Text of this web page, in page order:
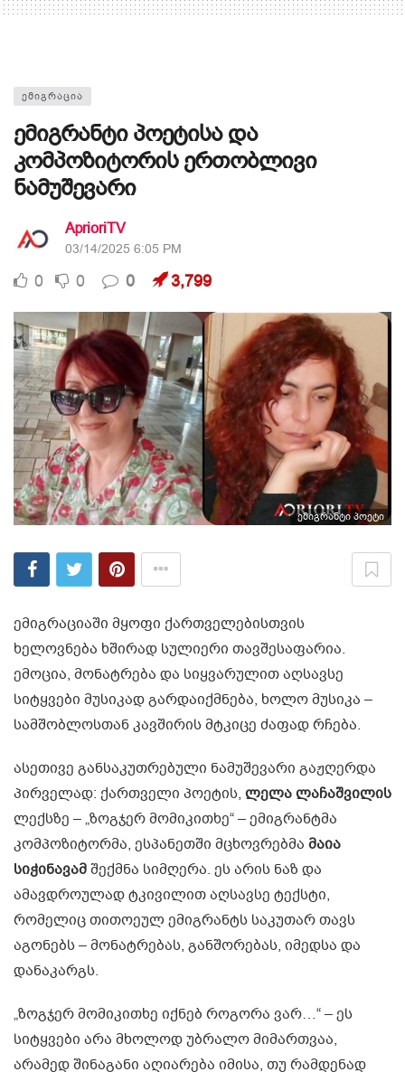
ᲔᲛᲘᲒᲠᲐᲪᲘᲐ
ემიგრანტი პოეტისა და
კომპოზიტორის ერთობლივი
ნამუშევარი
AprioriTV
03/14/2025 6:05 PM
0 0 0 3,799
ემიგრანტი პოეტი
ემიგრაციაში მყოფი ქართველებისთვის
ხელოვნება ხშირად სულიერი თავშესაფარია.
ემოცია, მონატრება და სიყვარულით აღსავსე
სიტყვები მუსიკად გარდაიქმნება, ხოლო მუსიკა –
სამშობლოსთან კავშირის მტკიცე ძაფად რჩება.
ასეთივე განსაკუთრებული ნამუშევარი გაჟღერდა
პირველად: ქართველი პოეტის, ლელა ლაჩაშვილის
ლექსზე – „ზოგჯერ მომიკითხე“ – ემიგრანტმა
კომპოზიტორმა, ესპანეთში მცხოვრებმა მაია
სიჭინავამშექმნა სიმღერა. ეს არის ნაზ და
ამავდროულად ტკივილით აღსავსე ტექსტი,
რომელიც თითოეულ ემიგრანტს საკუთარ თავს
აგონებს – მონატრებას, განშორებას, იმედსა და
დანაკარგს.
„ზოგჯერ მომიკითხე იქნებ როგორა ვარ…“ – ეს
სიტყვები არა მხოლოდ უბრალო მიმართვაა,
არამედ შინაგანი აღიარება იმისა, თუ რამდენად